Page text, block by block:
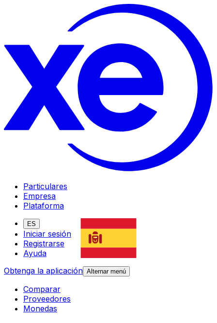
Particulares
Empresa
Plataforma
ES
Iniciar sesión
Registrarse
Ayuda
Obtenga la aplicación Alternar menú
Comparar
Proveedores
Monedas